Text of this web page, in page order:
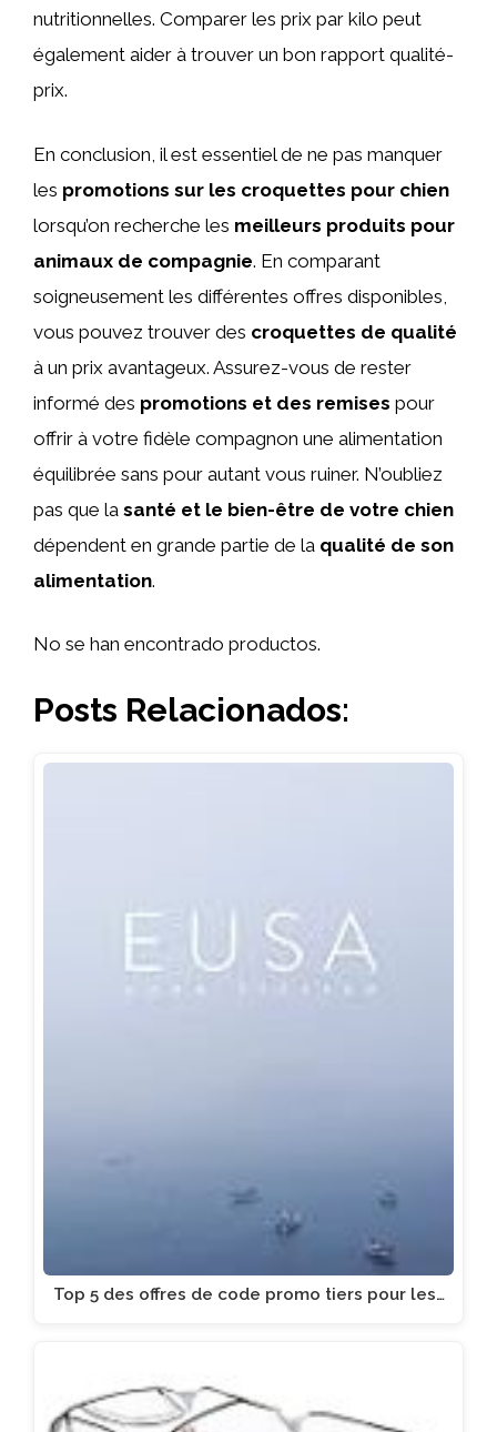
nutritionnelles. Comparer les prix par kilo peut
également aider à trouver un bon rapport qualité-
prix.
En conclusion, il est essentiel de ne pas manquer
les promotions sur les croquettes pour chien
lorsqu’on recherche les meilleurs produits pour
animaux de compagnie. En comparant
soigneusement les différentes offres disponibles,
vous pouvez trouver des croquettes de qualité
à un prix avantageux. Assurez-vous de rester
informé des promotions et des remises pour
offrir à votre fidèle compagnon une alimentation
équilibrée sans pour autant vous ruiner. N’oubliez
pas que la santé et le bien-être de votre chien
dépendent en grande partie de la qualité de son
alimentation.
No se han encontrado productos.
Posts Relacionados:
Top 5 des offres de code promo tiers pour les…